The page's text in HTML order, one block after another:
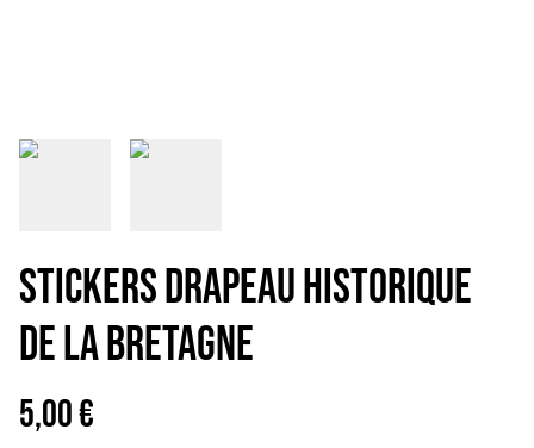
Stickers drapeau historique
de la Bretagne
5,00 €